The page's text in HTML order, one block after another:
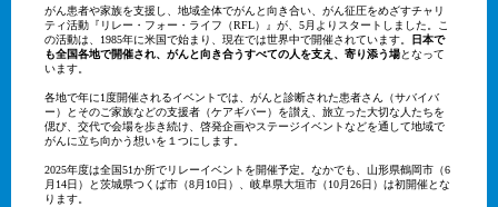
がん患者や家族を支援し、地域全体でがんと向き合い、がん征圧をめざすチャリ
ティ活動『リレー・フォー・ライフ（RFL）』が、5月よりスタートしました。こ
の活動は、1985年に米国で始まり、現在では世界中で開催されています。
日本で
も全国各地で開催され、がんと向き合うすべての人を支え、寄り添う場となって
います。
各地で年に1度開催されるイベントでは、がんと診断された患者さん（サバイバ
ー）とそのご家族などの支援者（ケアギバー）を讃え、旅立った大切な人たちを
偲び、交代で会場を歩き続け、啓発企画やステージイベントなどを通して地域で
がんに立ち向かう想いを１つにします。
2025年度は全国51か所でリレーイベントを開催予定。なかでも、山形県鶴岡市（6
月14日）と茨城県つくば市（8月10日）、岐阜県大垣市（10月26日）は初開催とな
ります。